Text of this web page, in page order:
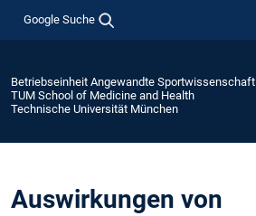
Google Suche
Betriebseinheit Angewandte Sportwissenschaft
TUM School of Medicine and Health
Technische Universität München
Auswirkungen von